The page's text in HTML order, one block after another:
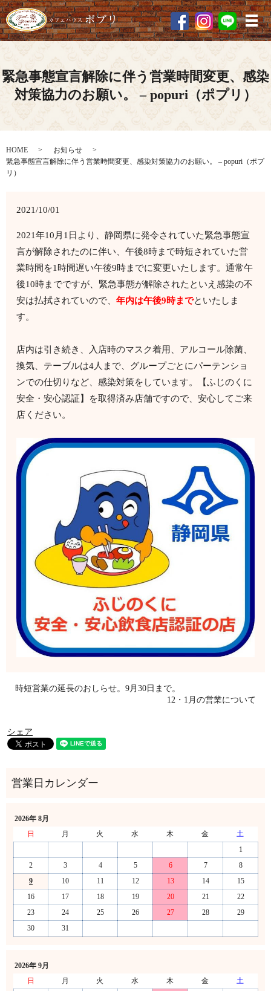
メ
緊急事態宣言解除に伴う営業時間変更、感染
対策協力のお願い。 – popuri（ポプリ）
HOME
お知らせ
緊急事態宣言解除に伴う営業時間変更、感染対策協力のお願い。 – popuri（ポプ
リ）
2021/10/01
2021年10月1日より、静岡県に発令されていた緊急事態宣
言が解除されたのに伴い、午後8時まで時短されていた営
業時間を1時間遅い午後9時までに変更いたします。通常午
後10時までですが、緊急事態が解除されたといえ感染の不
安は払拭されていので、年内は午後9時までといたしま
す。
店内は引き続き、入店時のマスク着用、アルコール除菌、
換気、テーブルは4人まで、グループごとにパーテンショ
ンでの仕切りなど、感染対策をしています。【ふじのくに
安全・安心認証】を取得済み店舗ですので、安心してご来
店ください。
時短営業の延長のおしらせ。9月30日まで。
12・1月の営業について
シェア
2026年 8月
日
月 火 水 木 金
土
1
2
3 4 5 6 7
8
9
10 11 12 13 14
15
16
17 18 19 20 21
22
23
24 25 26 27 28
29
30
31
2026年 9月
日
月 火 水 木 金
土